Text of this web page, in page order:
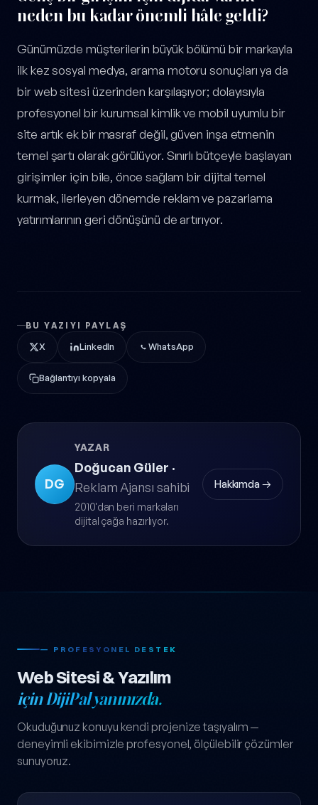
neden bu kadar önemli hâle geldi?
Günümüzde müşterilerin büyük bölümü bir markayla
ilk kez sosyal medya, arama motoru sonuçları ya da
bir web sitesi üzerinden karşılaşıyor; dolayısıyla
profesyonel bir kurumsal kimlik ve mobil uyumlu bir
site artık ek bir masraf değil, güven inşa etmenin
temel şartı olarak görülüyor. Sınırlı bütçeyle başlayan
girişimler için bile, önce sağlam bir dijital temel
kurmak, ilerleyen dönemde reklam ve pazarlama
yatırımlarının geri dönüşünü de artırıyor.
BU YAZIYI PAYLAŞ
X LinkedIn WhatsApp
Bağlantıyı kopyala
DG
YAZAR
Doğucan Güler ·
Reklam Ajansı sahibi
2010'dan beri markaları
dijital çağa hazırlıyor.
Hakkımda →
— PROFESYONEL DESTEK
Web Sitesi & Yazılım
için DijiPal yanınızda.
Okuduğunuz konuyu kendi projenize taşıyalım —
deneyimli ekibimizle profesyonel, ölçülebilir çözümler
sunuyoruz.